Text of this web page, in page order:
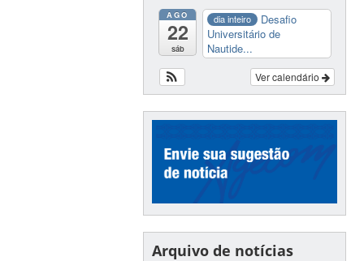
AGO
22
sáb
dia inteiro
Desafio
Universitário de
Nautide...
Ver calendário
Arquivo de notícias